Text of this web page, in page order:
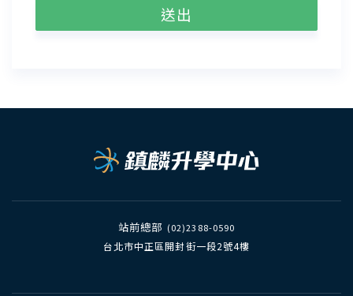
站前總部 (02)2388-0590
台北市中正區開封街一段2號4樓